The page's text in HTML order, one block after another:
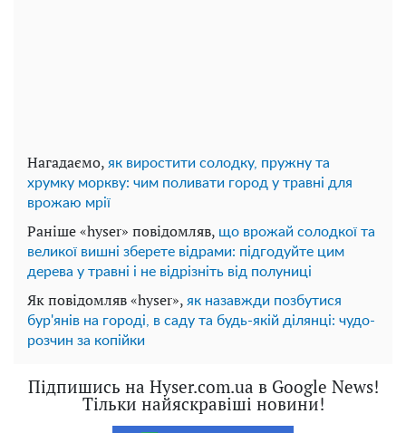
Нагадаємо, як виростити солодку, пружну та
хрумку моркву: чим поливати город у травні для
врожаю мрії
Раніше «hyser» повідомляв, що врожай солодкої та
великої вишні зберете відрами: підгодуйте цим
дерева у травні і не відрізніть від полуниці
Як повідомляв «hyser», як назавжди позбутися
бур'янів на городі, в саду та будь-якій ділянці: чудо-
розчин за копійки
Підпишись на Hyser.com.ua в Google News!
Тільки найяскравіші новини!